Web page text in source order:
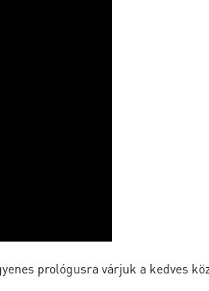
prológusra várjuk a kedves